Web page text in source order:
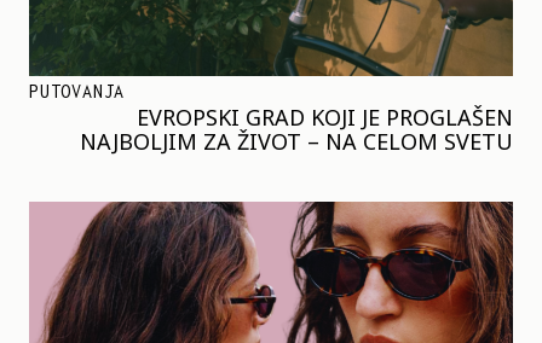
PUTOVANJA
EVROPSKI GRAD KOJI JE PROGLAŠEN
NAJBOLJIM ZA ŽIVOT – NA CELOM SVETU